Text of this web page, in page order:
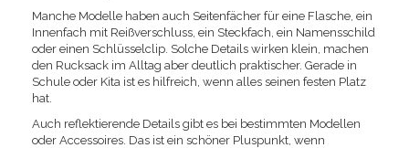
Manche Modelle haben auch Seitenfächer für eine Flasche, ein
Innenfach mit Reißverschluss, ein Steckfach, ein Namensschild
oder einen Schlüsselclip. Solche Details wirken klein, machen
den Rucksack im Alltag aber deutlich praktischer. Gerade in
Schule oder Kita ist es hilfreich, wenn alles seinen festen Platz
hat.
Auch reflektierende Details gibt es bei bestimmten Modellen
oder Accessoires. Das ist ein schöner Pluspunkt, wenn